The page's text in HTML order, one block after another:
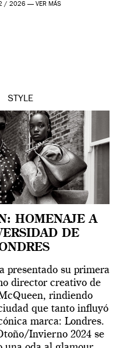
/ 2026 —VER MÁS
STYLE
HOMENAJE A
DE
presentado su primera
director creativo de
rindiendo
que tanto influyó
marca: Londres.
Invierno 2024 se